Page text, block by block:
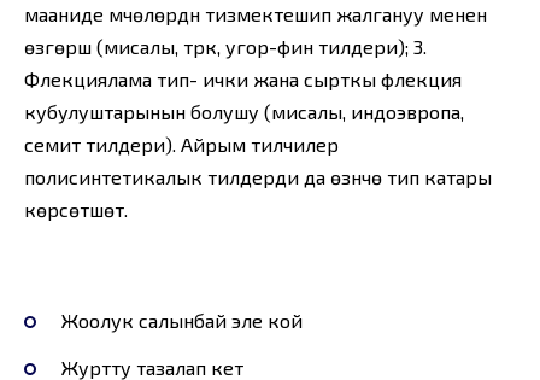
мааниде мүчөлөрдүн тизмектешип жалгануу менен
өзгөрүшү (мисалы, түрк, угор-фин тилдери); 3.
Флекциялама тип- ички жана сырткы флекция
кубулуштарынын болушу (мисалы, индоэвропа,
семит тилдери). Айрым тилчилер
полисинтетикалык тилдерди да өзүнчө тип катары
көрсөтүшөт.
Жоолук салынбай эле кой
Журтту тазалап кетүү